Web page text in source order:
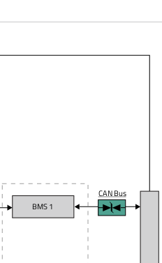
BMS 1
CAN Bus